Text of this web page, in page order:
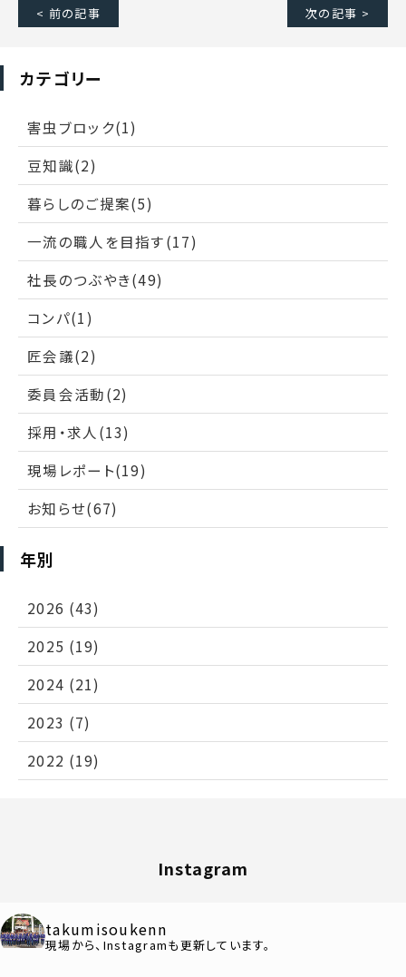
< 前の記事 次の記事 >
カテゴリー
害虫ブロック(1)
豆知識(2)
暮らしのご提案(5)
一流の職人を目指す(17)
社長のつぶやき(49)
コンパ(1)
匠会議(2)
委員会活動(2)
採用・求人(13)
現場レポート(19)
お知らせ(67)
年別
2026 (43)
2025 (19)
2024 (21)
2023 (7)
2022 (19)
Instagram
takumisoukenn
現場から、Instagramも更新しています。